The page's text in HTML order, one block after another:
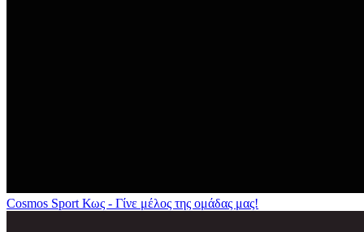
Cosmos Sport Κως - Γίνε μέλος της ομάδας μας!